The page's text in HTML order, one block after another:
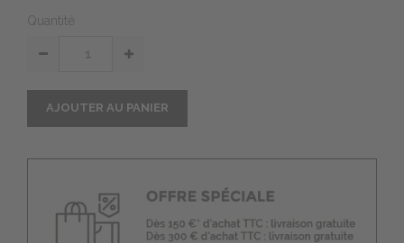
Quantité
AJOUTER AU PANIER